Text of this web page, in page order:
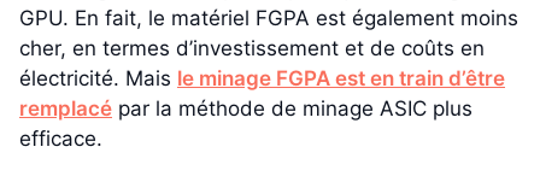
GPU. En fait, le matériel FGPA est également moins
cher, en termes d’investissement et de coûts en
électricité. Mais le minage FGPA est en train d’être
remplacé par la méthode de minage ASIC plus
efficace.